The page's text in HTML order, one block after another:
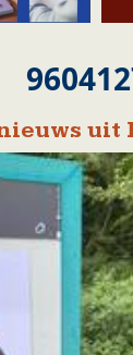
uit